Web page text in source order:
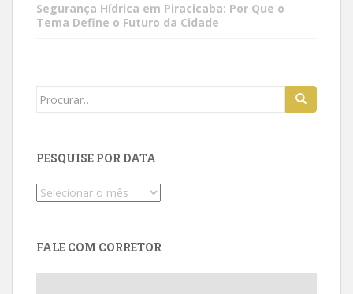
Segurança Hídrica em Piracicaba: Por Que o
Tema Define o Futuro da Cidade
Search
PESQUISE POR DATA
Pesquise
FALE COM CORRETOR